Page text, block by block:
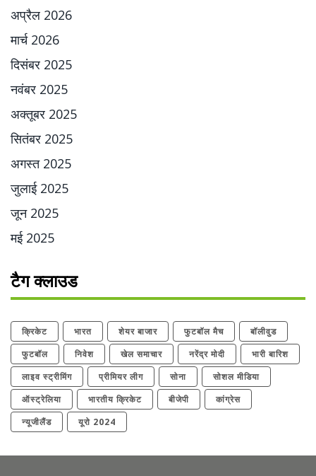
अप्रैल 2026
मार्च 2026
दिसंबर 2025
नवंबर 2025
अक्तूबर 2025
सितंबर 2025
अगस्त 2025
जुलाई 2025
जून 2025
मई 2025
टैग क्लाउड
क्रिकेट भारत शेयर बाजार फुटबॉल मैच
बॉलीवुड
फुटबॉल
निवेश खेल समाचार नरेंद्र मोदी
भारी बारिश
लाइव स्ट्रीमिंग
प्रीमियर लीग सोना
सोशल मीडिया
ऑस्ट्रेलिया
भारतीय क्रिकेट बीजेपी
कांग्रेस
न्यूजीलैंड
यूरो 2024